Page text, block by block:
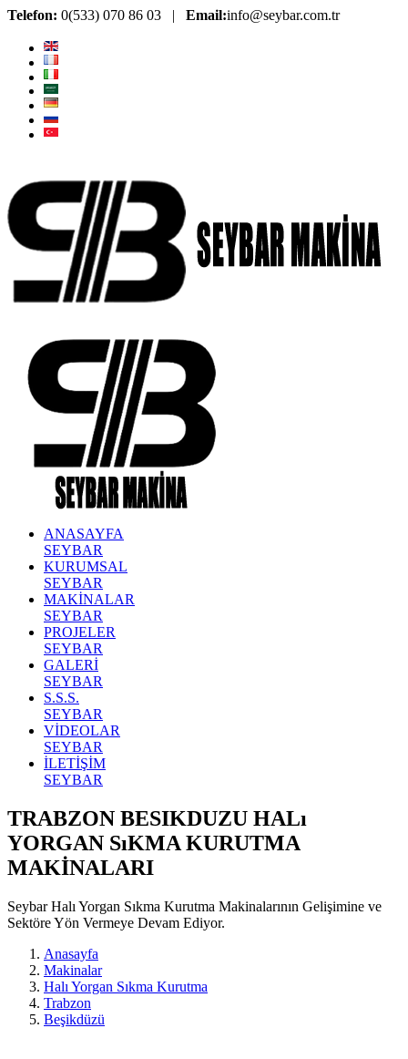
Telefon: 0(533) 070 86 03 | Email:info@seybar.com.tr
ANASAYFA
SEYBAR
KURUMSAL
SEYBAR
MAKİNALAR
SEYBAR
PROJELER
SEYBAR
GALERİ
SEYBAR
S.S.S.
SEYBAR
VİDEOLAR
SEYBAR
İLETİŞİM
SEYBAR
TRABZON BESIKDUZU HALı
YORGAN SıKMA KURUTMA
MAKİNALARI
Seybar Halı Yorgan Sıkma Kurutma Makinalarının Gelişimine ve
Sektöre Yön Vermeye Devam Ediyor.
Anasayfa
Makinalar
Halı Yorgan Sıkma Kurutma
Trabzon
Beşikdüzü